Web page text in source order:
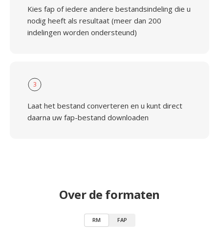
Kies fap of iedere andere bestandsindeling die u
nodig heeft als resultaat (meer dan 200
indelingen worden ondersteund)
3
Laat het bestand converteren en u kunt direct
daarna uw fap-bestand downloaden
Over de formaten
RM FAP